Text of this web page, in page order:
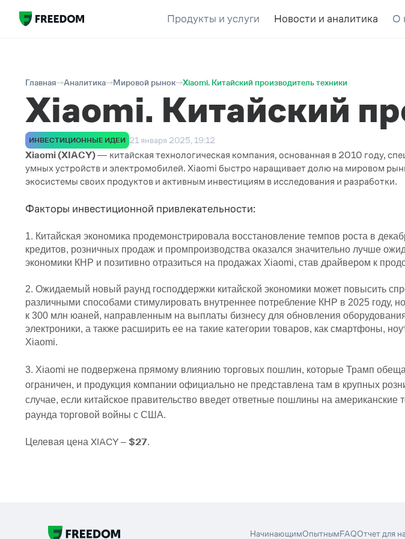
Продукты и услуги Новости и аналитика О
Главная Аналитика Мировой рынок Xiaomi. Китайский производитель техники
Xiaomi. Китайский
ИНВЕСТИЦИОННЫЕ ИДЕИ 21 января 2025, 19:12
Xiaomi (XIACY)— китайская технологическая компания, основанная в 2010 году,
умных устройств и электромобилей. Xiaomi быстро наращивает долю на мировом
экосистемы своих продуктов и активным инвестициям в исследования и разработки.
Факторы инвестиционной привлекательности:
1. Китайская экономика продемонстрировала восстановление темпов роста в
кредитов, розничных продаж и промпроизводства оказался значительно лучше
экономики КНР и позитивно отразиться на продажах Xiaomi, став драйвером к
2. Ожидаемый новый раунд господдержки китайской экономики может повысить
различными способами стимулировать внутреннее потребление КНР в 2025 году,
к 300 млн юаней, направленным на выплаты бизнесу для обновления
электроники, а также расширить ее на такие категории товаров, как смартфоны,
Xiaomi.
3. Xiaomi не подвержена прямому влиянию торговых пошлин, которые Трамп
ограничен, и продукция компании официально не представлена там в крупных
случае, если китайское правительство введет ответные пошлины на
раунда торговой войны с США.
Целевая цена XIACY – $27.
НачинающимОпытнымFAQОтчет для